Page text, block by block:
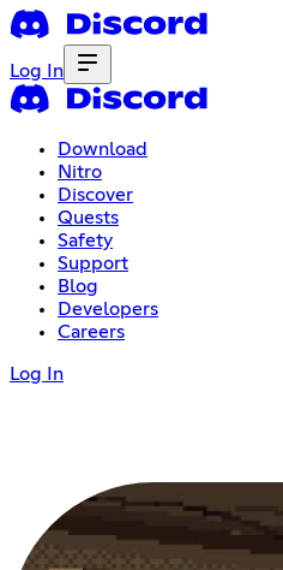
Log In
Download
Nitro
Discover
Quests
Safety
Support
Blog
Developers
Careers
Log In